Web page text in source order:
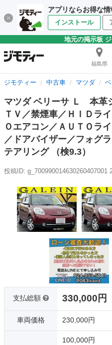
アプリならお得な情
インストール
地元の掲示板
福島県
ジモティー 中古車 マツダ
マツダ ベリーサ Ｌ 本革
ＴＶ／禁煙車／ＨＩＤラ
Ｏエアコン／ＡＵＴＯラ
／ドアバイザー／フォグ
テアリング （検9.3）
投稿ID: g_700990014630260407001
支払総額 330,000円
車両価格 230,000円
100,000円